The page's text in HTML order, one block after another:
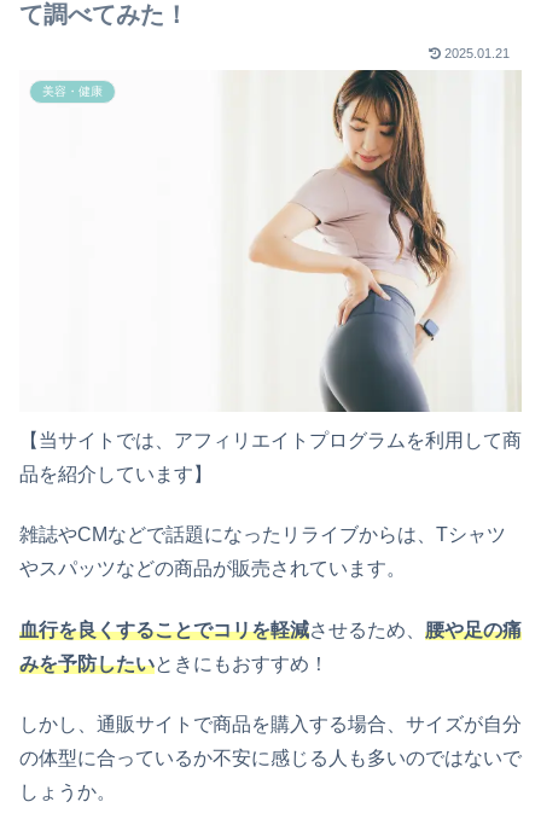
て調べてみた！
2025.01.21
美容・健康
【当サイトでは、アフィリエイトプログラムを利用して商
品を紹介しています】
雑誌やCMなどで話題になったリライブからは、Tシャツ
やスパッツなどの商品が販売されています。
血行を良くすることでコリを軽減させるため、 腰や足の痛
みを予防したいときにもおすすめ！
しかし、通販サイトで商品を購入する場合、サイズが自分
の体型に合っているか不安に感じる人も多いのではないで
しょうか。